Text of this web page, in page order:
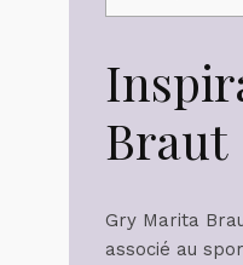
Braut
Gry Marita
associé au